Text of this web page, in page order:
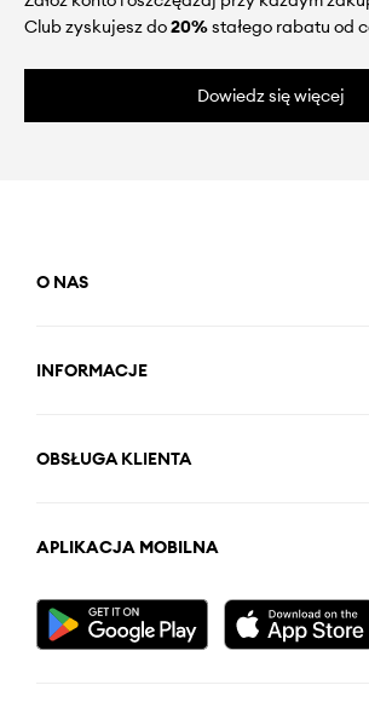
Club zyskujesz do20%stałego rabatu od
Dowiedz się więcej
O NAS
INFORMACJE
OBSŁUGA KLIENTA
APLIKACJA MOBILNA